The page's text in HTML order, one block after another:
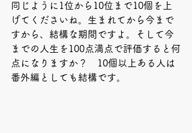
同じように1位から10位まで10個を上
げてくださいね。生まれてから今まで
すから、結構な期間ですよ。そして今
までの人生を100点満点で評価すると何
点になりますか？　10個以上ある人は
番外編としても結構です。